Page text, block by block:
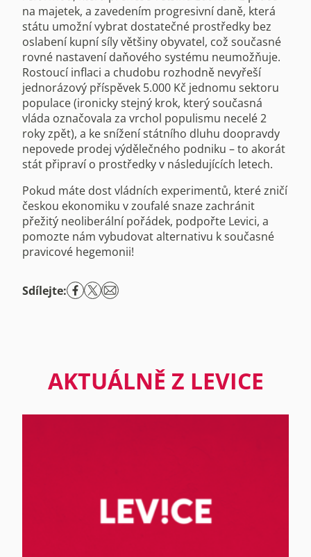
na majetek, a zavedením progresivní daně, která
státu umožní vybrat dostatečné prostředky bez
oslabení kupní síly většiny obyvatel, což současné
rovné nastavení daňového systému neumožňuje.
Rostoucí inflaci a chudobu rozhodně nevyřeší
jednorázový příspěvek 5.000 Kč jednomu sektoru
populace (ironicky stejný krok, který současná
vláda označovala za vrchol populismu necelé 2
roky zpět), a ke snížení státního dluhu doopravdy
nepovede prodej výdělečného podniku – to akorát
stát připraví o prostředky v následujících letech.
Pokud máte dost vládních experimentů, které zničí
českou ekonomiku v zoufalé snaze zachránit
přežitý neoliberální pořádek, podpořte Levici, a
pomozte nám vybudovat alternativu k současné
pravicové hegemonii!
Sdílejte:
AKTUÁLNĚ Z LEVICE